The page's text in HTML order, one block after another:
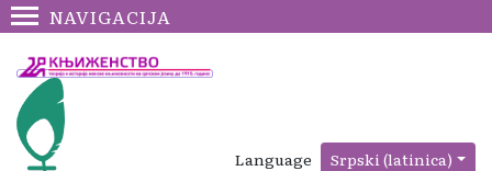
NAVIGACIJA
Language Srpski (latinica)